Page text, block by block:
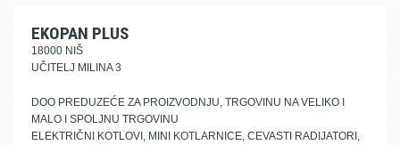
EKOPAN PLUS
18000 NIŠ
UČITELJ MILINA 3
DOO PREDUZEĆE ZA PROIZVODNJU, TRGOVINU NA VELIKO I
MALO I SPOLJNU TRGOVINU
ELEKTRIČNI KOTLOVI, MINI KOTLARNICE, CEVASTI RADIJATORI,